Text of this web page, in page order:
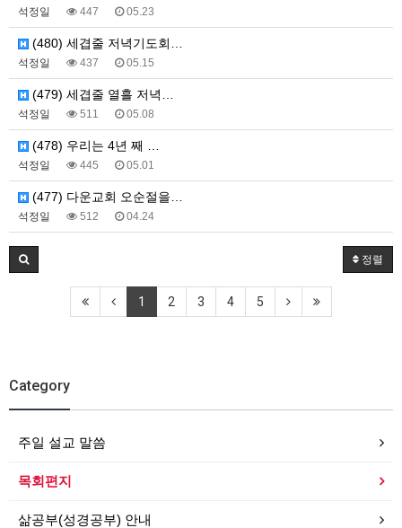
석정일 447 05.23
(480) 세겹줄 저녁기도회…
석정일 437 05.15
(479) 세겹줄 열흘 저녁…
석정일 511 05.08
(478) 우리는 4년 째 …
석정일 445 05.01
(477) 다운교회 오순절을…
석정일 512 04.24
정렬
1 2 3 4 5
Category
주일 설교 말씀
목회편지
삶공부(성경공부) 안내